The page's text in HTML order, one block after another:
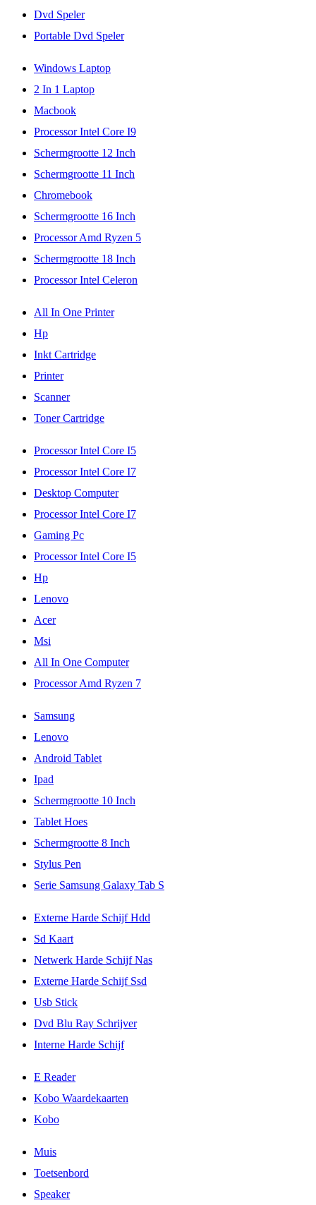
Dvd Speler
Portable Dvd Speler
Windows Laptop
2 In 1 Laptop
Macbook
Processor Intel Core I9
Schermgrootte 12 Inch
Schermgrootte 11 Inch
Chromebook
Schermgrootte 16 Inch
Processor Amd Ryzen 5
Schermgrootte 18 Inch
Processor Intel Celeron
All In One Printer
Hp
Inkt Cartridge
Printer
Scanner
Toner Cartridge
Processor Intel Core I5
Processor Intel Core I7
Desktop Computer
Processor Intel Core I7
Gaming Pc
Processor Intel Core I5
Hp
Lenovo
Acer
Msi
All In One Computer
Processor Amd Ryzen 7
Samsung
Lenovo
Android Tablet
Ipad
Schermgrootte 10 Inch
Tablet Hoes
Schermgrootte 8 Inch
Stylus Pen
Serie Samsung Galaxy Tab S
Externe Harde Schijf Hdd
Sd Kaart
Netwerk Harde Schijf Nas
Externe Harde Schijf Ssd
Usb Stick
Dvd Blu Ray Schrijver
Interne Harde Schijf
E Reader
Kobo Waardekaarten
Kobo
Muis
Toetsenbord
Speaker